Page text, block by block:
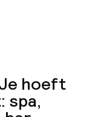
hoeft
spa,